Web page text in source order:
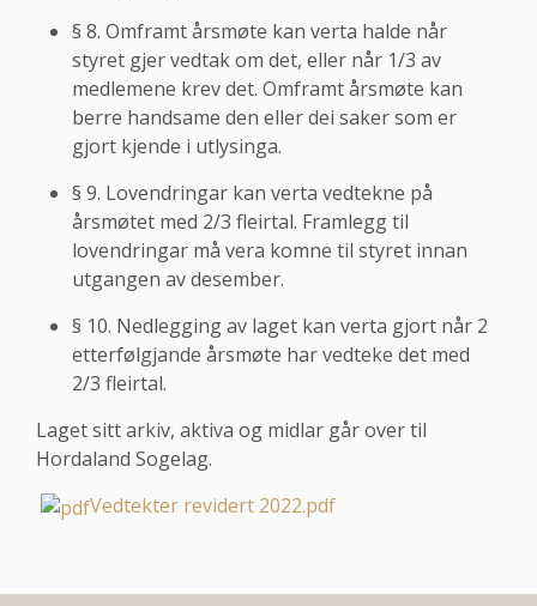
§ 8. Omframt årsmøte kan verta halde når
styret gjer vedtak om det, eller når 1/3 av
medlemene krev det. Omframt årsmøte kan
berre handsame den eller dei saker som er
gjort kjende i utlysinga.
§ 9. Lovendringar kan verta vedtekne på
årsmøtet med 2/3 fleirtal. Framlegg til
lovendringar må vera komne til styret innan
utgangen av desember.
§ 10. Nedlegging av laget kan verta gjort når 2
etterfølgjande årsmøte har vedteke det med
2/3 fleirtal.
Laget sitt arkiv, aktiva og midlar går over til
Hordaland Sogelag.
Vedtekter revidert 2022.pdf